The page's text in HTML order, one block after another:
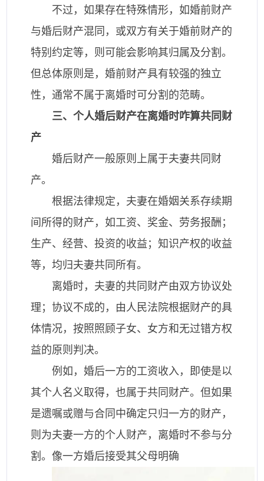
不过，如果存在特殊情形，如婚前财产
与婚后财产混同，或双方有关于婚前财产的
特别约定等，则可能会影响其归属及分割。
但总体原则是，婚前财产具有较强的独立
性，通常不属于离婚时可分割的范畴。
三、个人婚后财产在离婚时咋算共同财
产
婚后财产一般原则上属于夫妻共同财
产。
根据法律规定，夫妻在婚姻关系存续期
间所得的财产，如工资、奖金、劳务报酬；
生产、经营、投资的收益；知识产权的收益
等，均归夫妻共同所有。
离婚时，夫妻的共同财产由双方协议处
理；协议不成的，由人民法院根据财产的具
体情况，按照照顾子女、女方和无过错方权
益的原则判决。
例如，婚后一方的工资收入，即使是以
其个人名义取得，也属于共同财产。但如果
是遗嘱或赠与合同中确定只归一方的财产，
则为夫妻一方的个人财产，离婚时不参与分
割。像一方婚后接受其父母明确